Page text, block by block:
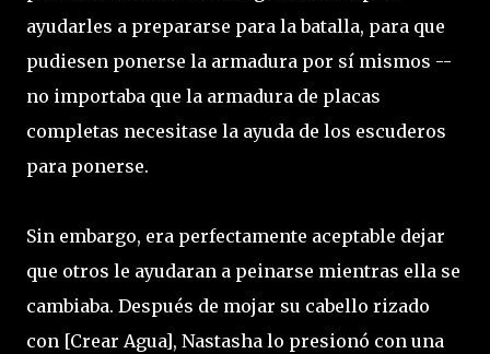
ayudarles a prepararse para la batalla, para que
pudiesen ponerse la armadura por sí mismos --
no importaba que la armadura de placas
completas necesitase la ayuda de los escuderos
para ponerse.
Sin embargo, era perfectamente aceptable dejar
que otros le ayudaran a peinarse mientras ella se
cambiaba. Después de mojar su cabello rizado
con [Crear Agua], Nastasha lo presionó con una